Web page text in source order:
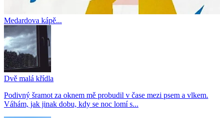
Medardova kápě...
Dvě malá křídla
Podivný šramot za oknem mě probudil v čase mezi psem a vlkem.
Váhám, jak jinak dobu, kdy se noc lomí s...